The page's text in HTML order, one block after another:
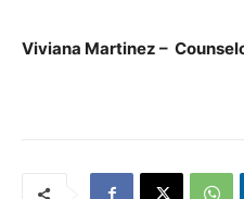
Viviana Martinez –